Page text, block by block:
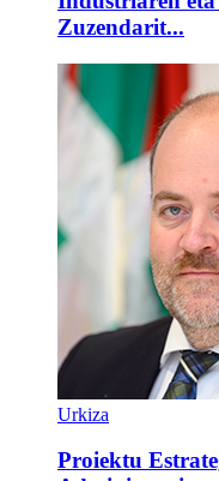
Zuzendarit...
Urkiza
Proiektu